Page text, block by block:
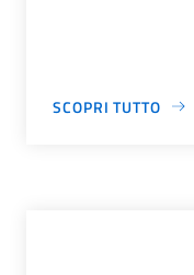
SCOPRI TUTTO